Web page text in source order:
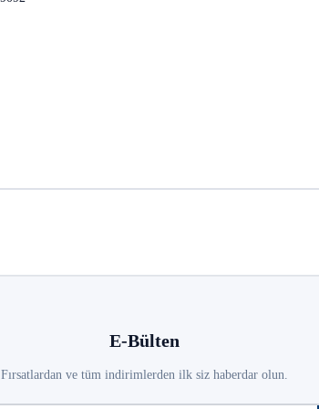
E-Bülten
Fırsatlardan ve tüm indirimlerden ilk siz haberdar olun.